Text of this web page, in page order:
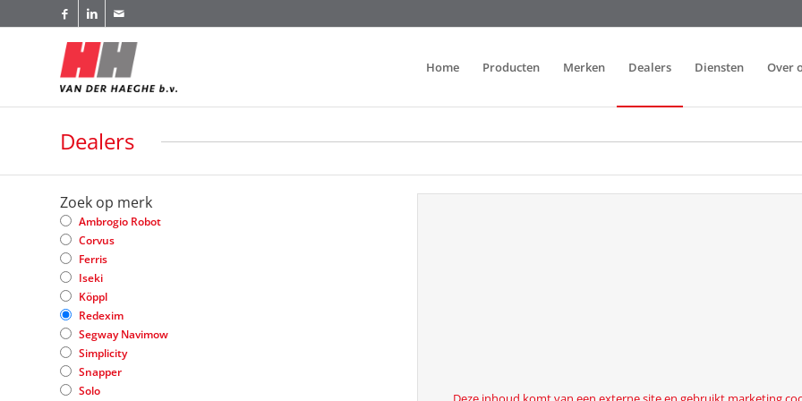
Home Producten Merken Dealers Diensten Over
Dealers
Zoek op merk
Ambrogio Robot
Corvus
Ferris
Iseki
Köppl
Redexim
Segway Navimow
Simplicity
Snapper
Solo